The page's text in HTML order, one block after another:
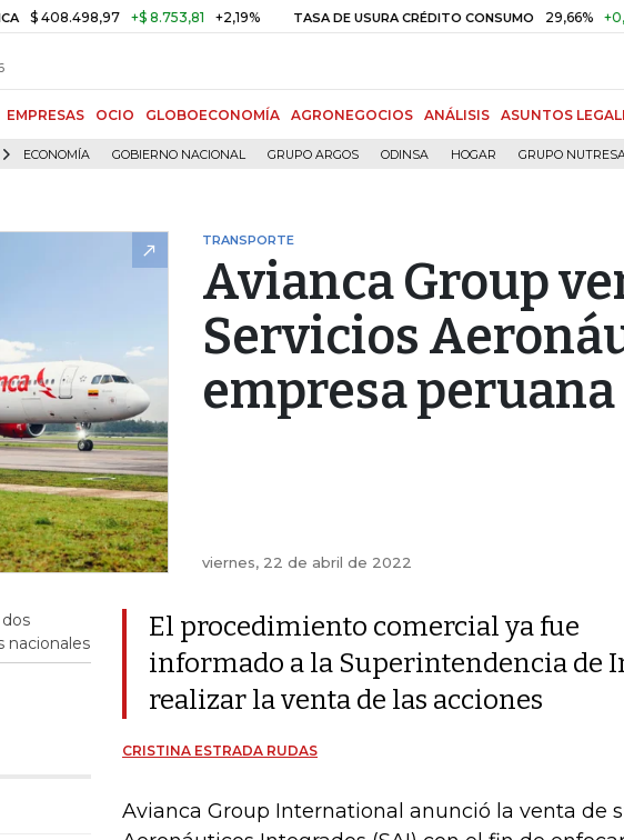
+$ 8.753,81 +2,19% TASA DE USURA CRÉDITO CONSUMO 29,66% +0,87%
EMPRESAS OCIO GLOBOECONOMÍA AGRONEGOCIOS ANÁLISIS ASUNTOS
ECONOMÍA GOBIERNO NACIONAL GRUPO ARGOS ODINSA HOGAR GRUPO
TRANSPORTE
Avianca Group
Servicios
empresa peruana
viernes, 22 de abril de 2022
nacionales
El procedimiento comercial ya fue
informado a la Superintendencia de
realizar la venta de las acciones
CRISTINA ESTRADA RUDAS
Avianca Group International anunció la venta de